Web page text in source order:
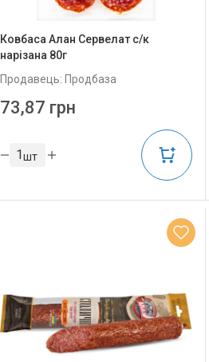
Ковбаса Алан Сервелат с/к
нарізана 80г
Продавець: Продбаза
73,87 грн
шт